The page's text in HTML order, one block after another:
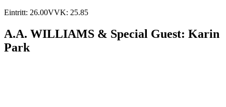
Eintritt: 26.00VVK: 25.85
A.A. WILLIAMS & Special Guest: Karin
Park